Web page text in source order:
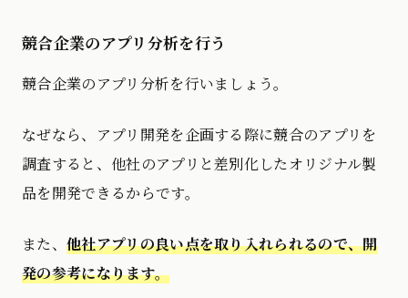
競合企業のアプリ分析を行う
競合企業のアプリ分析を行いましょう。
なぜなら、アプリ開発を企画する際に競合のアプリを
調査すると、他社のアプリと差別化したオリジナル製
品を開発できるからです。
また、 他社アプリの良い点を取り入れられるので、開
発の参考になります。